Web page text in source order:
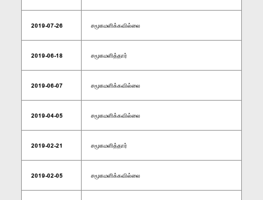
2019-07-26 சமூகமளிக்கவில்லை
2019-06-18 சமூகமளித்தார்
2019-06-07 சமூகமளிக்கவில்லை
2019-04-05 சமூகமளிக்கவில்லை
2019-02-21 சமூகமளித்தார்
2019-02-05 சமூகமளிக்கவில்லை